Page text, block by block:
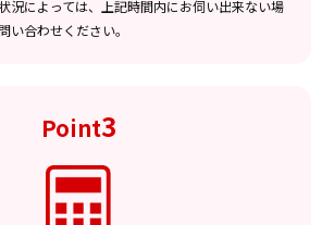
況によっては、上記時間内にお伺い出来ない場
い合わせください。
Point3